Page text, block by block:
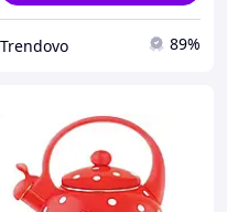
Trendovo 89%